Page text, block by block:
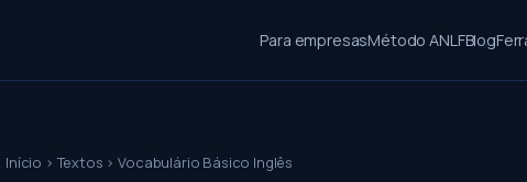
Para empresasMétodo ANLFBlog
Início ›Textos ›Vocabulário Básico Inglês